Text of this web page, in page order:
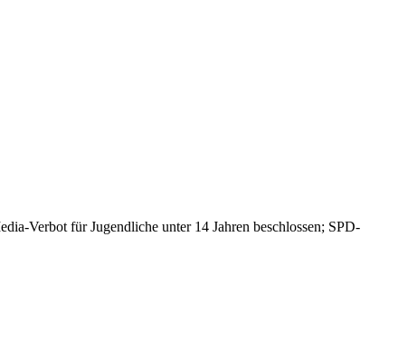
Verbot für Jugendliche unter 14 Jahren beschlossen; SPD-